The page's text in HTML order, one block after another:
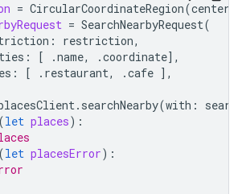
= CircularCoordinateRegion(center
= SearchNearbyRequest(
: restriction,
: [ .name, .coordinate],
: [ . restaurant, .cafe ],
. searchNearby(with :
(let places):
(let placesError):